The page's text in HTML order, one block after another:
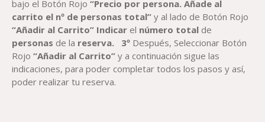
bajo el Botón Rojo“Precio por persona. Añade al
carrito el nº de personas total”y al lado de Botón Rojo
“Añadir al Carrito” Indicar el número total de
personas de la reserva. 3º Después, Seleccionar Botón
Rojo“Añadir al Carrito” y a continuación sigue las
indicaciones, para poder completar todos los pasos y así,
poder realizar tu reserva.